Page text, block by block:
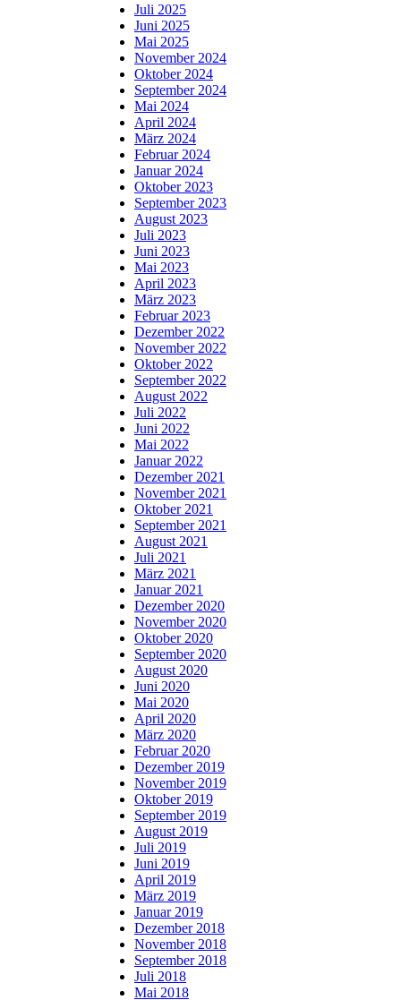
Juli 2025
Juni 2025
Mai 2025
November 2024
Oktober 2024
September 2024
Mai 2024
April 2024
März 2024
Februar 2024
Januar 2024
Oktober 2023
September 2023
August 2023
Juli 2023
Juni 2023
Mai 2023
April 2023
März 2023
Februar 2023
Dezember 2022
November 2022
Oktober 2022
September 2022
August 2022
Juli 2022
Juni 2022
Mai 2022
Januar 2022
Dezember 2021
November 2021
Oktober 2021
September 2021
August 2021
Juli 2021
März 2021
Januar 2021
Dezember 2020
November 2020
Oktober 2020
September 2020
August 2020
Juni 2020
Mai 2020
April 2020
März 2020
Februar 2020
Dezember 2019
November 2019
Oktober 2019
September 2019
August 2019
Juli 2019
Juni 2019
April 2019
März 2019
Januar 2019
Dezember 2018
November 2018
September 2018
Juli 2018
Mai 2018